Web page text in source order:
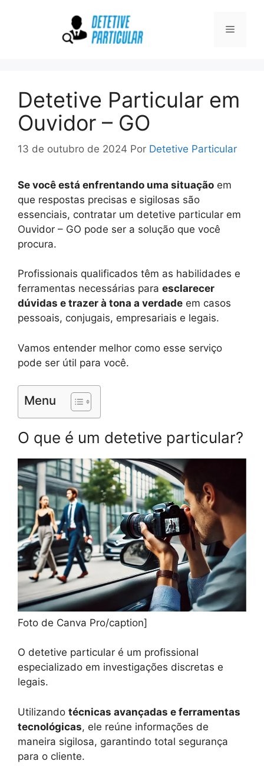
Menu
Detetive Particular em
Ouvidor – GO
13 de outubro de 2024 Por Detetive Particular
Se você está enfrentando uma situação em
que respostas precisas e sigilosas são
essenciais, contratar um detetive particular em
Ouvidor – GO pode ser a solução que você
procura.
Profissionais qualificados têm as habilidades e
ferramentas necessárias para esclarecer
dúvidas e trazer à tona a verdade em casos
pessoais, conjugais, empresariais e legais.
Vamos entender melhor como esse serviço
pode ser útil para você.
Menu
O que é um detetive particular?
Foto de Canva Pro/caption]
O detetive particular é um profissional
especializado em investigações discretas e
legais.
Utilizando técnicas avançadas e ferramentas
tecnológicas, ele reúne informações de
maneira sigilosa, garantindo total segurança
para o cliente.